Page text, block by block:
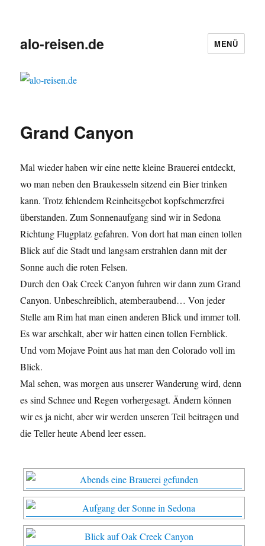
alo-reisen.de MENÜ
Grand Canyon
Mal wieder haben wir eine nette kleine Brauerei entdeckt,
wo man neben den Braukesseln sitzend ein Bier trinken
kann. Trotz fehlendem Reinheitsgebot kopfschmerzfrei
überstanden. Zum Sonnenaufgang sind wir in Sedona
Richtung Flugplatz gefahren. Von dort hat man einen tollen
Blick auf die Stadt und langsam erstrahlen dann mit der
Sonne auch die roten Felsen.
Durch den Oak Creek Canyon fuhren wir dann zum Grand
Canyon. Unbeschreiblich, atemberaubend… Von jeder
Stelle am Rim hat man einen anderen Blick und immer toll.
Es war arschkalt, aber wir hatten einen tollen Fernblick.
Und vom Mojave Point aus hat man den Colorado voll im
Blick.
Mal sehen, was morgen aus unserer Wanderung wird, denn
es sind Schnee und Regen vorhergesagt. Ändern können
wir es ja nicht, aber wir werden unseren Teil beitragen und
die Teller heute Abend leer essen.